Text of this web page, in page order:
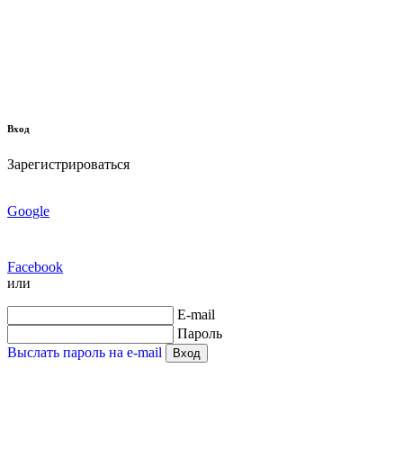
Вход
Зарегистрироваться
Google
Facebook
или
E-mail
Пароль
Выслать пароль на e-mail
Вход